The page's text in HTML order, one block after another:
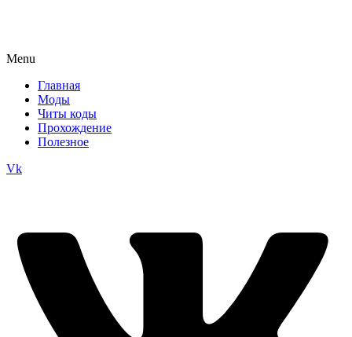
Menu
Главная
Моды
Читы коды
Прохождение
Полезное
Vk